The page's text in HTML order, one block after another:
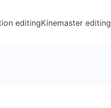
editingKinemaster editing